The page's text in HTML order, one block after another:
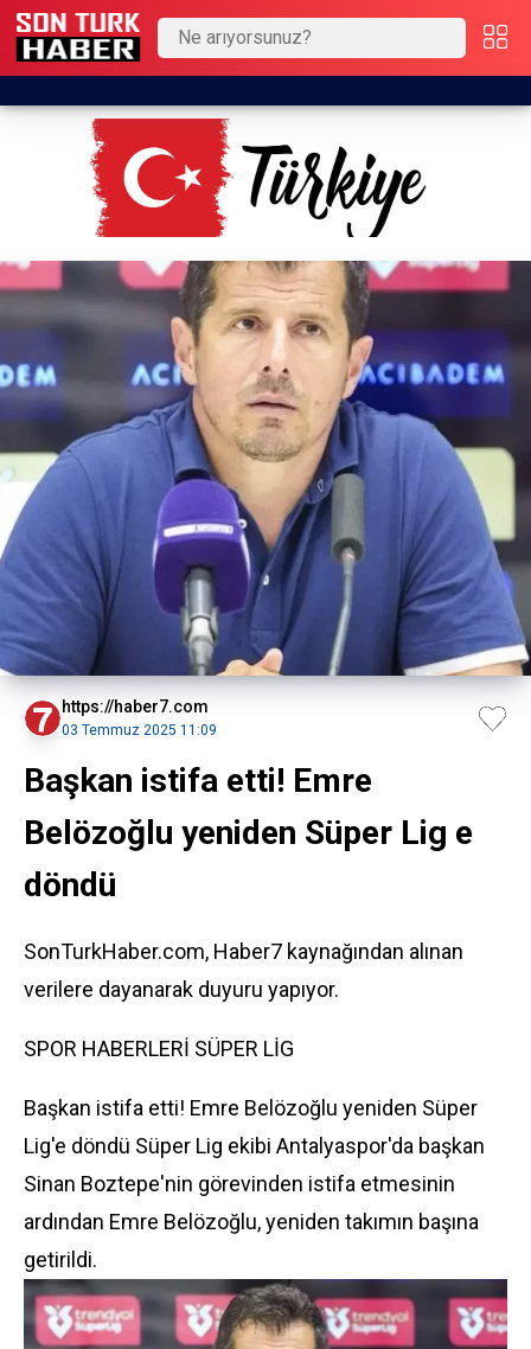
https://haber7.com
03 Temmuz 2025 11:09
Başkan istifa etti! Emre
Belözoğlu yeniden Süper Lig e
döndü
SonTurkHaber.com, Haber7 kaynağından alınan
verilere dayanarak duyuru yapıyor.
SPOR HABERLERİ SÜPER LİG
Başkan istifa etti! Emre Belözoğlu yeniden Süper
Lig'e döndü Süper Lig ekibi Antalyaspor'da başkan
Sinan Boztepe'nin görevinden istifa etmesinin
ardından Emre Belözoğlu, yeniden takımın başına
getirildi.